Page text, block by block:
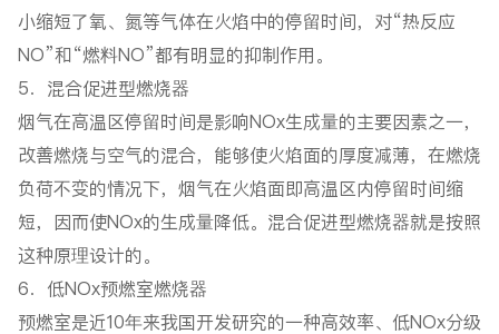
小缩短了氧、氮等气体在火焰中的停留时间，对“热反应
NO”和“燃料NO”都有明显的抑制作用。
5．混合促进型燃烧器
烟气在高温区停留时间是影响NOx生成量的主要因素之一，
改善燃烧与空气的混合，能够使火焰面的厚度减薄，在燃烧
负荷不变的情况下，烟气在火焰面即高温区内停留时间缩
短，因而使NOx的生成量降低。混合促进型燃烧器就是按照
这种原理设计的。
6．低NOx预燃室燃烧器
预燃室是近10年来我国开发研究的一种高效率、低NOx分级